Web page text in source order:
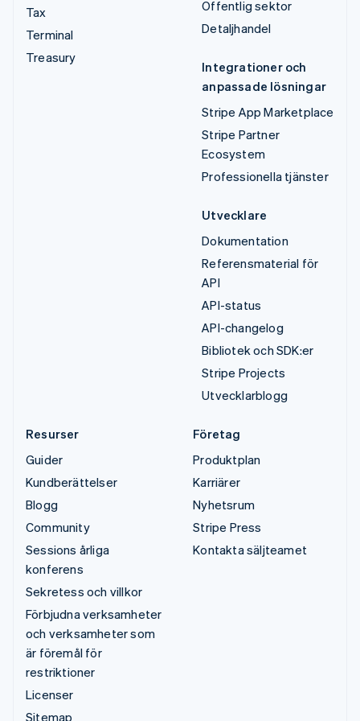
Tax
Terminal
Treasury
Offentlig sektor
Detaljhandel
Integrationer och
anpassade lösningar
Stripe App Marketplace
Stripe Partner
Ecosystem
Professionella tjänster
Utvecklare
Dokumentation
Referensmaterial för
API
API-status
API-changelog
Bibliotek och SDK:er
Stripe Projects
Utvecklarblogg
Resurser
Guider
Kundberättelser
Blogg
Community
Sessions årliga
konferens
Sekretess och villkor
Förbjudna verksamheter
och verksamheter som
är föremål för
restriktioner
Licenser
Sitemap
Företag
Produktplan
Karriärer
Nyhetsrum
Stripe Press
Kontakta säljteamet